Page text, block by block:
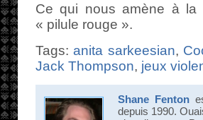
Ce qui nous amène à la
« pilule rouge ».
Tags:anita sarkeesian,
Jack Thompson, jeux
Shane Fenton
depuis 1990.